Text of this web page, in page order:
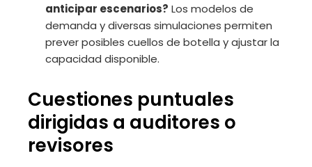
anticipar escenarios? Los modelos de
demanda y diversas simulaciones permiten
prever posibles cuellos de botella y ajustar la
capacidad disponible.
Cuestiones puntuales
dirigidas a auditores o
revisores